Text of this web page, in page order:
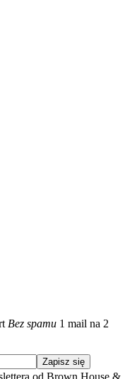
Bez spamu 1 mail na 2
Zapisz się